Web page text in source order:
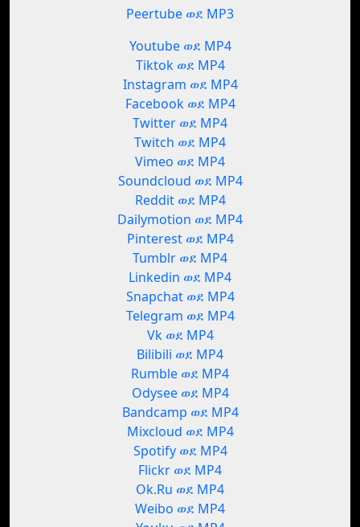
Peertube ወደ MP3
Youtube ወደ MP4
Tiktok ወደ MP4
Instagram ወደ MP4
Facebook ወደ MP4
Twitter ወደ MP4
Twitch ወደ MP4
Vimeo ወደ MP4
Soundcloud ወደ MP4
Reddit ወደ MP4
Dailymotion ወደ MP4
Pinterest ወደ MP4
Tumblr ወደ MP4
Linkedin ወደ MP4
Snapchat ወደ MP4
Telegram ወደ MP4
Vk ወደ MP4
Bilibili ወደ MP4
Rumble ወደ MP4
Odysee ወደ MP4
Bandcamp ወደ MP4
Mixcloud ወደ MP4
Spotify ወደ MP4
Flickr ወደ MP4
Ok.Ru ወደ MP4
Weibo ወደ MP4